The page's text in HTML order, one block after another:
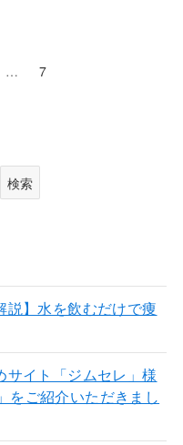
… 7
検索
説】水を飲むだけで痩
サイト「ジムセレ」様
をご紹介いただきまし